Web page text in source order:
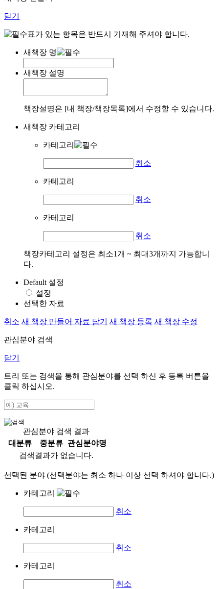
닫기
표가 있는 항목은 반드시 기재해 주셔야 합니다.
새책장 명
새책장 설명
책장설명은 [내 책장/책장목록]에서 수정할 수 있습니다.
새책장 카테고리
카테고리
취소
카테고리
취소
카테고리
취소
책장카테고리 설정은 최소1개 ~ 최대3개까지 가능합니
다.
Default 설정
설정
선택한 자료
취소 새 책장 만들어 자료 담기 새 책장 등록 새 책장 수정
관심분야 검색
닫기
트리 또는 검색을 통해 관심분야를 선택 하신 후 등록 버튼을
클릭 하십시오.
관심분야 검색 결과
대분류
중분류
관심분야명
검색결과가 없습니다.
선택된 분야 (선택분야는 최소 하나 이상 선택 하셔야 합니다.)
카테고리
취소
카테고리
취소
카테고리
취소